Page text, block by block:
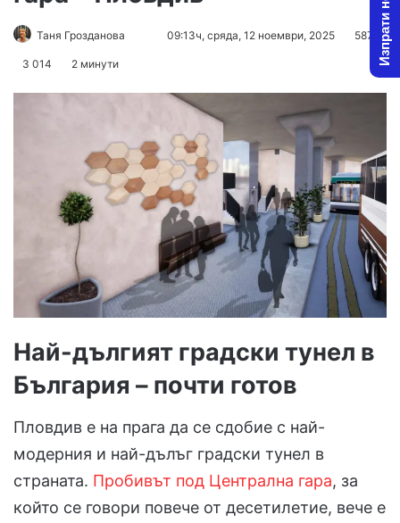
Таня Грозданова
Follow
Send09:13ч, сряда, 12 ноември, 2025 587
3 014 2 минути
Най-дългият градски тунел в
България – почти готов
Пловдив е на прага да се сдобие с най-
модерния и най-дълъг градски тунел в
страната. Пробивът под Централна гара, за
който се говори повече от десетилетие, вече е